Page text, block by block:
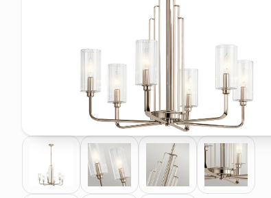
asciuga capelli spazzola